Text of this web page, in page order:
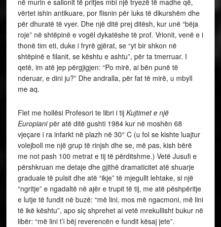
në murin e sallonit të pritjes mbi një tryezë të madhe që,
vërtet ishin antikuare, por flisnin për luks të dikurshëm dhe
për dhuratë të vyer. Dhe një ditë prej ditësh, kur unë “bëja
roje” në shtëpinë e vogël dykatëshe të prof. Vrionit, venë e i
thonë tim eti, duke i fryrë gjërat, se “yt bir shkon në
shtëpinë e filanit, se kështu e ashtu”, për ta tmerruar. I
qetë, im atë jep përgjigjen: “Po mirë, ai bën punë të
nderuar, e dini ju?” Dhe andralla, për fat të mirë, u mbyll
me aq.
Flet me hollësi Profesori te libri i tij Kujtimet e një
Europianipër atë ditë gushti 1984 kur në moshën 68
vjeçare i ra infarkt në plazh në 30° C (u fol se kishte luajtur
volejboll me një grup të rinjsh dhe se, më pas, kish bërë
me not pash 100 metrat e tij të përditshme.) Vetë Jusufi e
përshkruan me detaje dhe gjithë dramaticitet atë shuarje
graduale të pulsit dhe atë “ikje” të mjegullt lehtake, si një
“ngritje” e ngadaltë në ajër e trupit të tij, me atë pëshpëritje
e lutje të fundit në buzë: “më lini, mos më ngacmoni, më lini
të ikë kështu”, apo siç shprehet ai vetë mrekullisht bukur në
libër: “më lini t’i bëj reverencën e fundit kësaj jete”.